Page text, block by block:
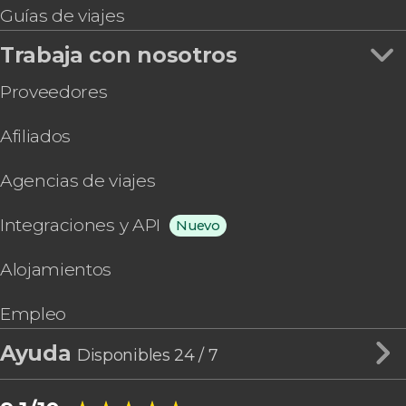
Guías de viajes
Trabaja con nosotros
Proveedores
Afiliados
Agencias de viajes
Integraciones y API Nuevo
Alojamientos
Empleo
Ayuda Disponibles 24 / 7